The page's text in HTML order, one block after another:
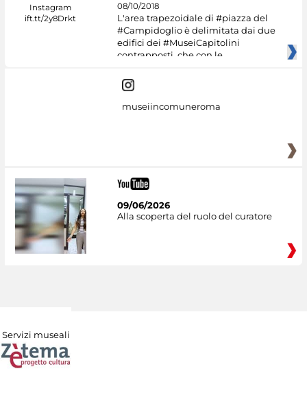
08/10/2018
L'area trapezoidale di #piazza del
#Campidoglio è delimitata dai due
edifici dei #MuseiCapitolini
contrapposti, che con le
museiincomuneroma
09/06/2026
Alla scoperta del ruolo del curatore
Servizi museali